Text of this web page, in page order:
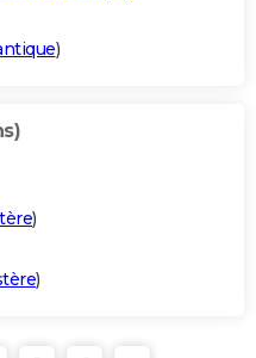
)
)
)